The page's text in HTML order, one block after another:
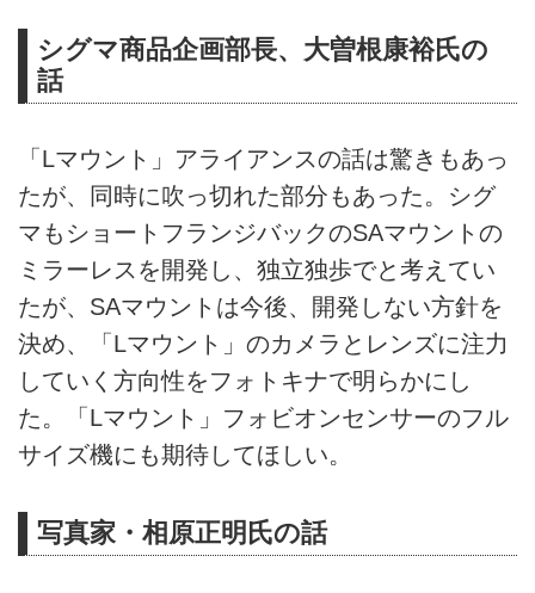
シグマ商品企画部長、大曽根康裕氏の
話
「Lマウント」アライアンスの話は驚きもあっ
たが、同時に吹っ切れた部分もあった。シグ
マもショートフランジバックのSAマウントの
ミラーレスを開発し、独立独歩でと考えてい
たが、SAマウントは今後、開発しない方針を
決め、「Lマウント」のカメラとレンズに注力
していく方向性をフォトキナで明らかにし
た。「Lマウント」フォビオンセンサーのフル
サイズ機にも期待してほしい。
写真家・相原正明氏の話